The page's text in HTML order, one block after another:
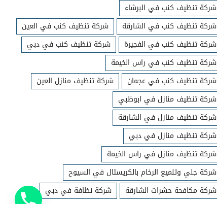
شركة تنظيف كنب في البرشاء
شركة تنظيف كنب في الشارقة
شركة تنظيف كنب في العين
شركة تنظيف كنب في الفجيرة
شركة تنظيف كنب في دبي
شركة تنظيف كنب في راس الخيمة
شركة تنظيف كنب في عجمان
شركة تنظيف منازل العين
شركة تنظيف منازل في ابوظبي
شركة تنظيف منازل في الشارقة
شركة تنظيف منازل في دبي
شركة تنظيف منازل في راس الخيمة
شركة جلي وتلميع الرخام بالكريستال في السيوح
شركة مكافحة حشرات الشارقة
شركة نظافة في دبي